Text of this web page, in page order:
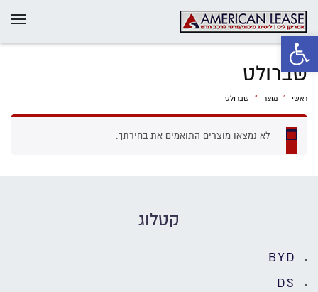
פתח סרגל נגישות
שברולט
ראשי » מוצר » שברולט
לא נמצאו מוצרים התואמים את בחירתך.
קטלוג
BYD
DS